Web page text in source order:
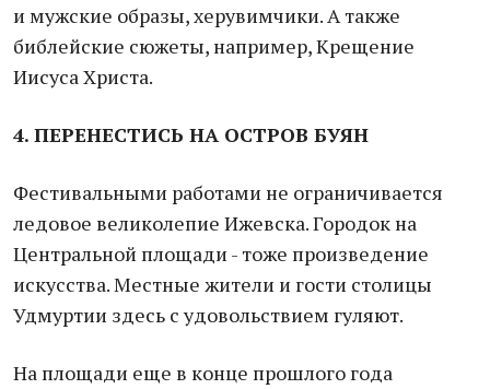
и мужские образы, херувимчики. А также
библейские сюжеты, например, Крещение
Иисуса Христа.
4. ПЕРЕНЕСТИСЬ НА ОСТРОВ БУЯН
Фестивальными работами не ограничивается
ледовое великолепие Ижевска. Городок на
Центральной площади - тоже произведение
искусства. Местные жители и гости столицы
Удмуртии здесь с удовольствием гуляют.
На площади еще в конце прошлого года